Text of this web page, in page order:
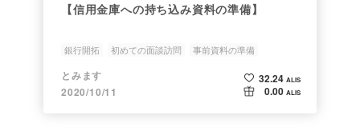
【信用金庫への持ち込み資料の準備】
銀行開拓 初めての面談訪問 事前資料の準備
とみます
2020/10/11
32.24 ALIS
0.00 ALIS